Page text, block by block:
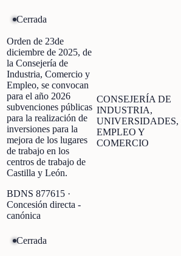
Cerrada
Orden de 23de
diciembre de 2025, de
la Consejería de
Industria, Comercio y
Empleo, se convocan
para el año 2026
subvenciones públicas
para la realización de
inversiones para la
mejora de los lugares
de trabajo en los
centros de trabajo de
Castilla y León.
BDNS 877615 ·
Concesión directa -
canónica
CONSEJERÍA DE
INDUSTRIA,
UNIVERSIDADES,
EMPLEO Y
COMERCIO
Cerrada